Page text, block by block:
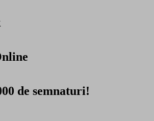
de semnaturi!